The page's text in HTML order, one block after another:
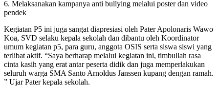
6. Melaksanakan kampanya anti bullying melalui poster dan video
pendek
Kegiatan P5 ini juga sangat diapresiasi oleh Pater Apolonaris Wawo
Koa, SVD selaku kepala sekolah dan dibantu oleh Koordinator
umum kegiatan p5, para guru, anggota OSIS serta siswa siswi yang
terlibat aktif. “Saya berharap melalui kegiatan ini, timbullah rasa
cinta kasih yang erat antar peserta didik dan juga memperlakukan
seluruh warga SMA Santo Arnoldus Janssen kupang dengan ramah.
” Ujar Pater kepala sekolah.